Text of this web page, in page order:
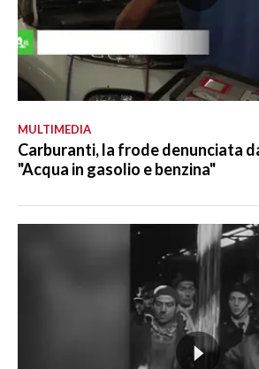
MULTIMEDIA
Carburanti, la frode denunciata
"Acqua in gasolio e benzina"